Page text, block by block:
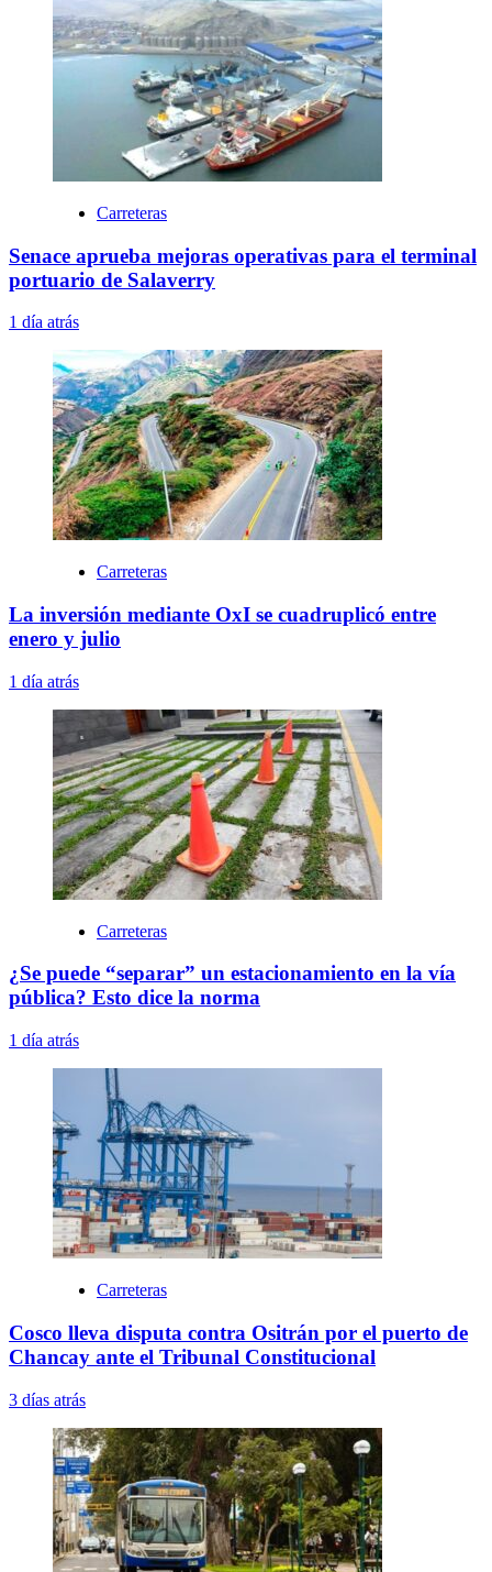
Carreteras
Senace aprueba mejoras operativas para el terminal
portuario de Salaverry
1 día atrás
Carreteras
La inversión mediante OxI se cuadruplicó entre
enero y julio
1 día atrás
Carreteras
¿Se puede “separar” un estacionamiento en la vía
pública? Esto dice la norma
1 día atrás
Carreteras
Cosco lleva disputa contra Ositrán por el puerto de
Chancay ante el Tribunal Constitucional
3 días atrás